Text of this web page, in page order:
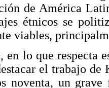
de América
étnicos se
viables,
en lo que respecta
el trabajo
noventa, un